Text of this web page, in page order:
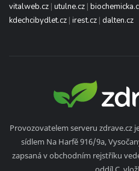
vitalweb.cz | utulne.cz |
kdechcibydlet.cz | irest.cz | dalten.cz
Provozovatelem serveru zdrave.cz
sídlem Na Harfě 916/9a,
zapsaná v obchodním rejstříku